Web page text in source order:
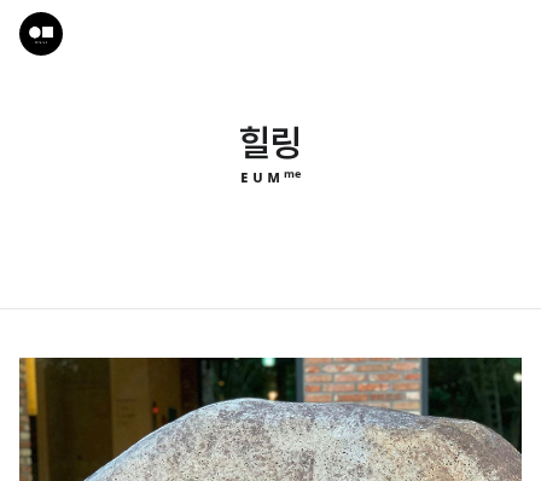
힐링
ᴇ ᴜ ᴍ ᵐᵉ